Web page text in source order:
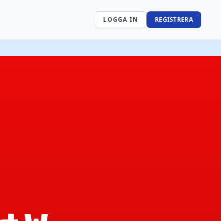
LOGGA IN REGISTRERA